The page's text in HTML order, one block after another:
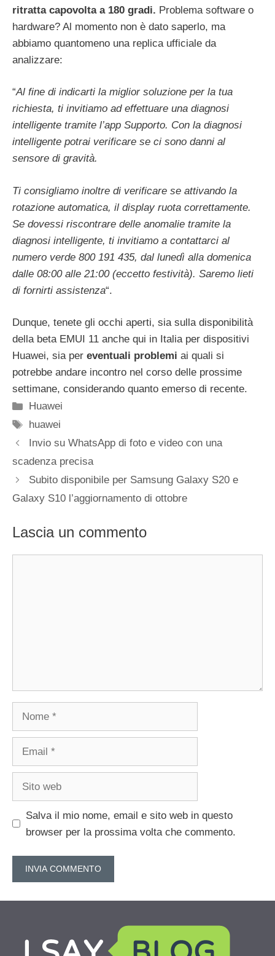
ritratta capovolta a 180 gradi. Problema software o
hardware? Al momento non è dato saperlo, ma
abbiamo quantomeno una replica ufficiale da
analizzare:
“Al fine di indicarti la miglior soluzione per la tua
richiesta, ti invitiamo ad effettuare una diagnosi
intelligente tramite l’app Supporto. Con la diagnosi
intelligente potrai verificare se ci sono danni al
sensore di gravità.
Ti consigliamo inoltre di verificare se attivando la
rotazione automatica, il display ruota correttamente.
Se dovessi riscontrare delle anomalie tramite la
diagnosi intelligente, ti invitiamo a contattarci al
numero verde 800 191 435, dal lunedì alla domenica
dalle 08:00 alle 21:00 (eccetto festività). Saremo lieti
di fornirti assistenza“.
Dunque, tenete gli occhi aperti, sia sulla disponibilità
della beta EMUI 11 anche qui in Italia per dispositivi
Huawei, sia per eventuali problemi ai quali si
potrebbe andare incontro nel corso delle prossime
settimane, considerando quanto emerso di recente.
Categorie
Huawei
Tag
huawei
Invio su WhatsApp di foto e video con una
scadenza precisa
Subito disponibile per Samsung Galaxy S20 e
Galaxy S10 l’aggiornamento di ottobre
Lascia un commento
Nome
Email
Sito
Salva il mio nome, email e sito web in questo
browser per la prossima volta che commento.